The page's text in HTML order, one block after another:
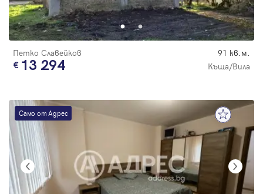
Петко Славейков 91 кв.м.
13 294 Къща/Вила
Само от Адрес
Парола
Забравена парола